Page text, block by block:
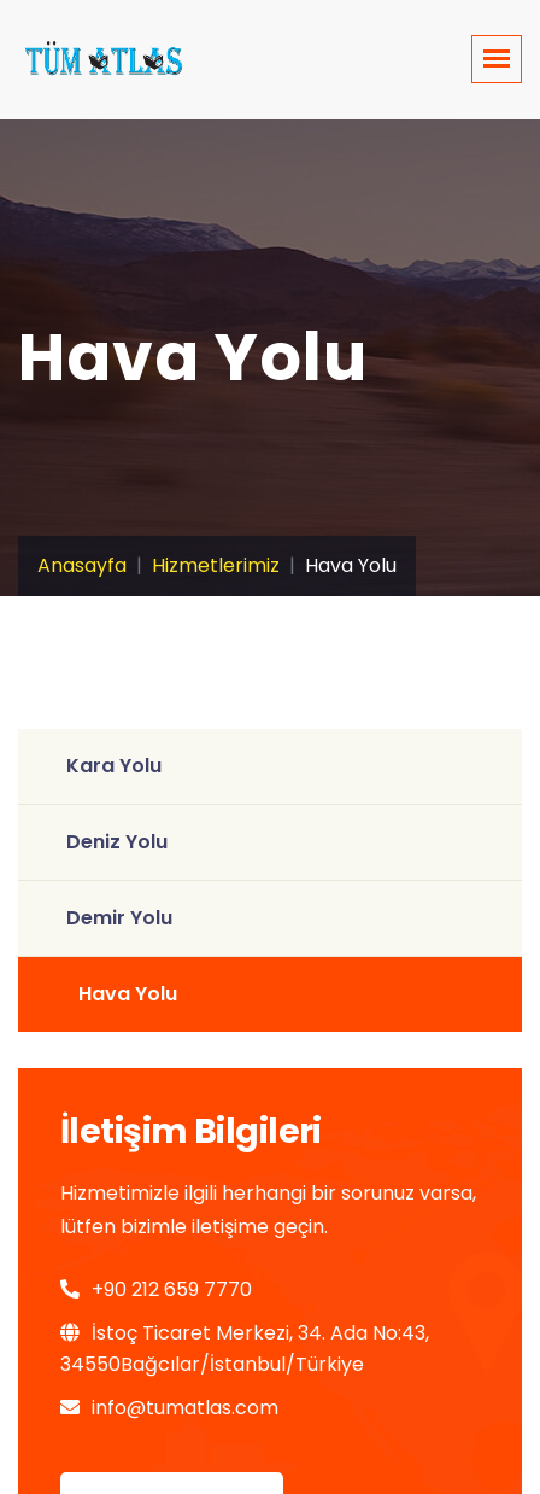
Hava Yolu
Anasayfa Hizmetlerimiz Hava Yolu
Kara Yolu
Deniz Yolu
Demir Yolu
Hava Yolu
İletişim Bilgileri
Hizmetimizle ilgili herhangi bir sorunuz varsa,
lütfen bizimle iletişime geçin.
+90 212 659 7770
İstoç Ticaret Merkezi, 34. Ada No:43,
34550Bağcılar/İstanbul/Türkiye
info@tumatlas.com